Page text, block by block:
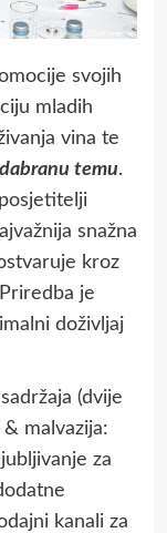
svojih
mladih
vina te
temu.
snažna
kroz
je
doživljaj
(dvije
malvazija:
za
kanali za